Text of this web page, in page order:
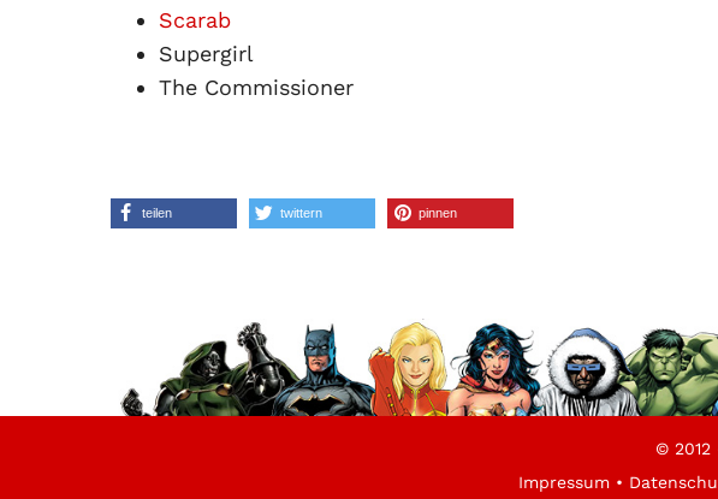
Scarab
Supergirl
The Commissioner
teilen twittern pinnen
©
Impressum •